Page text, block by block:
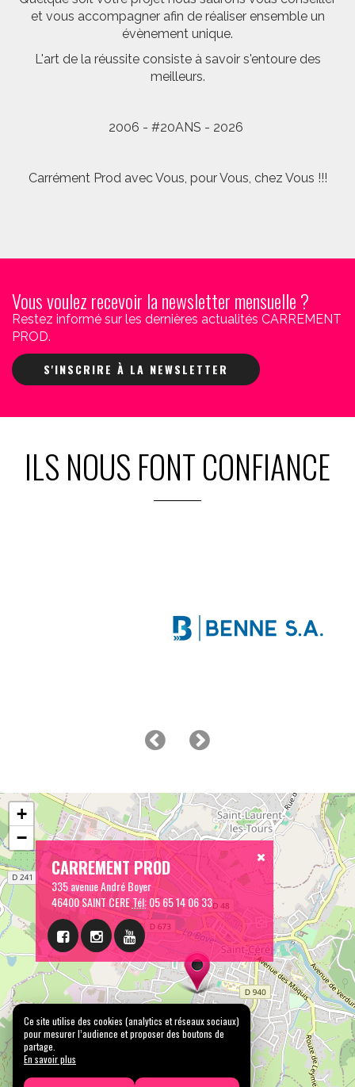
et vous accompagner afin de réaliser ensemble un
évènement unique.
L'art de la réussite consiste à savoir s'entoure des
meilleurs.
2006 - #20ANS - 2026
Carrément Prod avec Vous, pour Vous, chez Vous !!!
Vous voulez recevoir la newsletter mensuelle ?
Restez informé sur les dernières actualités CARREMENT
PROD.
S'INSCRIRE À LA NEWSLETTER
ILS NOUS FONT CONFIANCE
CARREMENT PROD
335 avenue André Boyer
46400 SAINT CERETél:05 65 14 06 33
+
−
Ce site utilise des cookies (analytics et réseaux sociaux)
pour mesurer l’audience et proposer des boutons de
partage.
En savoir plus